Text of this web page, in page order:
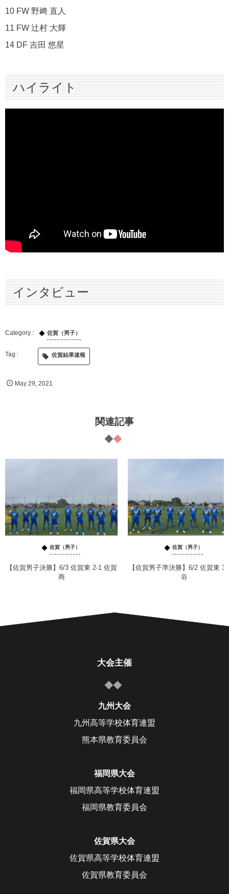
10 FW 野﨑 直人
11 FW 辻村 大輝
14 DF 吉田 悠星
ハイライト
インタビュー
佐賀（男子）
佐賀結果速報
May 29 ,2021
関連記事
佐賀（男子）
【佐賀男子決勝】6/3 佐賀東 2-1 佐賀
商
佐賀（男子）
【佐賀男子準決勝】6/2 佐賀東
谷
大会主催
九州大会
九州高等学校体育連盟
熊本県教育委員会
福岡県大会
福岡県高等学校体育連盟
福岡県教育委員会
佐賀県大会
佐賀県高等学校体育連盟
佐賀県教育委員会